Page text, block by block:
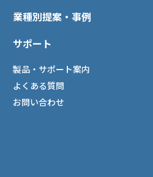
業種別提案・事例
サポート
製品・サポート案内
よくある質問
お問い合わせ